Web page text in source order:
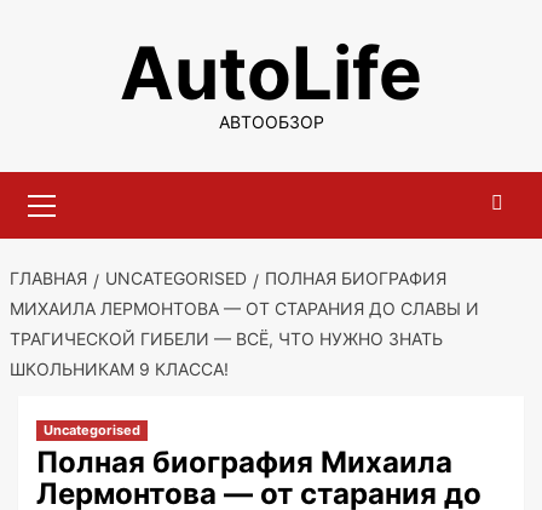
содержимомуAutoLife
АВТООБЗОР
меню
ГЛАВНАЯ UNCATEGORISED
ПОЛНАЯ БИОГРАФИЯ
МИХАИЛА ЛЕРМОНТОВА — ОТ СТАРАНИЯ ДО СЛАВЫ И
ТРАГИЧЕСКОЙ ГИБЕЛИ — ВСЁ, ЧТО НУЖНО ЗНАТЬ
ШКОЛЬНИКАМ 9 КЛАССА!
Uncategorised
Полная биография Михаила
Лермонтова — от старания до